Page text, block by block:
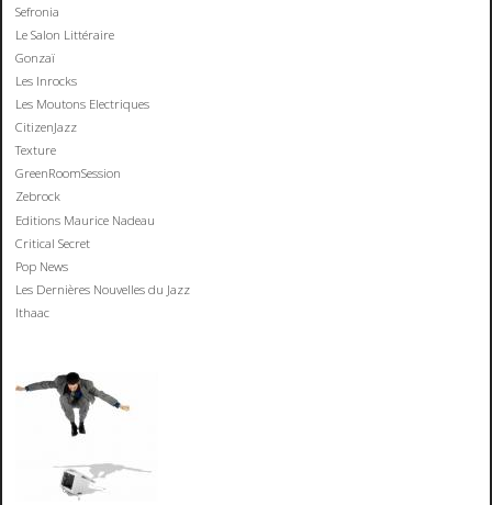
Sefronia
Le Salon Littéraire
Gonzaï
Les Inrocks
Les Moutons Electriques
CitizenJazz
Texture
GreenRoomSession
Zebrock
Editions Maurice Nadeau
Critical Secret
Pop News
Les Dernières Nouvelles du Jazz
Ithaac